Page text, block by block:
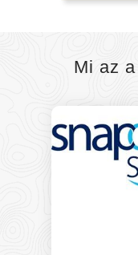
Mi az a